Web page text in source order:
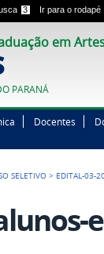
3 Ir para o rodapé
em
PARANÁ
Docentes
SELETIVO > EDITAL-03-